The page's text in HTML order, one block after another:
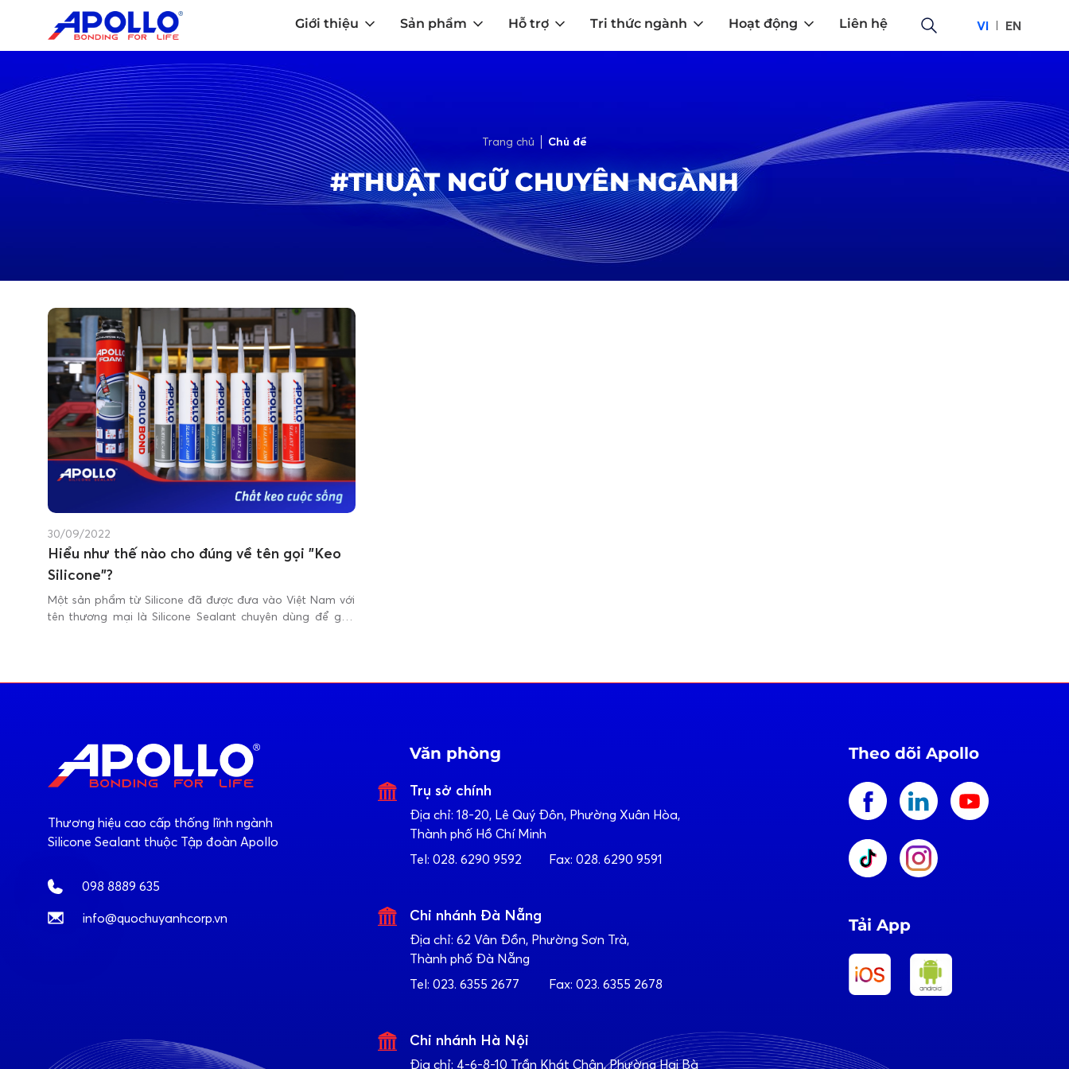
Giới thiệu Sản phẩm Hỗ trợ Tri thức ngành Hoạt động Liên hệ VI EN
Trang chủ Chủ đề
#THUẬT NGỮ CHUYÊN NGÀNH
30/09/2022
Hiểu như thế nào cho đúng về tên gọi "Keo
Silicone"?
Một sản phẩm từ Silicone đã được đưa vào Việt Nam với
tên thương mại là Silicone Sealant chuyên dùng để gắn
Thương hiệu cao cấp thống lĩnh ngành
Silicone Sealant thuộc Tập đoàn Apollo
098 8889 635
info@quochuyanhcorp.vn
Văn phòng
Trụ sở chính
Địa chỉ: 18-20, Lê Quý Đôn, Phường Xuân Hòa,
Thành phố Hồ Chí Minh
Tel: 028. 6290 9592 Fax: 028. 6290 9591
Chi nhánh Đà Nẵng
Địa chỉ: 62 Vân Đồn, Phường Sơn Trà,
Thành phố Đà Nẵng
Tel: 023. 6355 2677 Fax: 023. 6355 2678
Chi nhánh Hà Nội
Địa chỉ: 4-6-8-10 Trần Khát Chân, Phường Hai Bà
Theo dõi Apollo
Tải App